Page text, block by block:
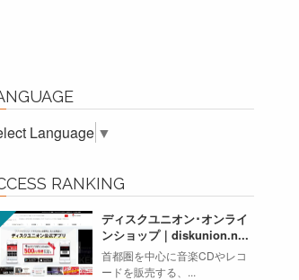
Language ▼
RANKING
ディスクユニオン･オンライ
ンショップ｜diskunion.n...
首都圏を中心に音楽CDやレコ
ードを販売する、...